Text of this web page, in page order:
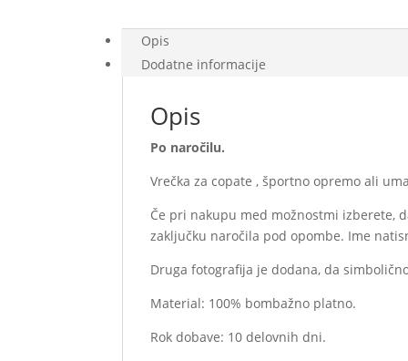
Pica
količina
Opis
Dodatne informacije
Opis
Po naročilu.
Vrečka za copate , športno opremo ali
Če pri nakupu med možnostmi izberete,
zaključku naročila pod opombe. Ime
Druga fotografija je dodana, da
Material: 100% bombažno platno.
Rok dobave: 10 delovnih dni.